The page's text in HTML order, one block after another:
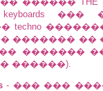
techno
������� ��
�������
������).
- ��� ���